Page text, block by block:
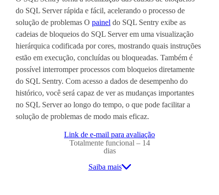
do SQL Server rápida e fácil, acelerando o processo de
solução de problemas O painel do SQL Sentry exibe as
cadeias de bloqueios do SQL Server em uma visualização
hierárquica codificada por cores, mostrando quais instruções
estão em execução, concluídas ou bloqueadas. Também é
possível interromper processos com bloqueios diretamente
do SQL Sentry. Com acesso a dados de desempenho do
histórico, você será capaz de ver as mudanças importantes
no SQL Server ao longo do tempo, o que pode facilitar a
solução de problemas de modo mais eficaz.
Link de e-mail para avaliação
Totalmente funcional – 14
dias
Saiba mais